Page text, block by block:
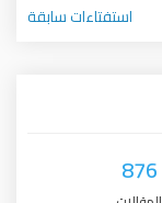
استفتاءات سابقة
876